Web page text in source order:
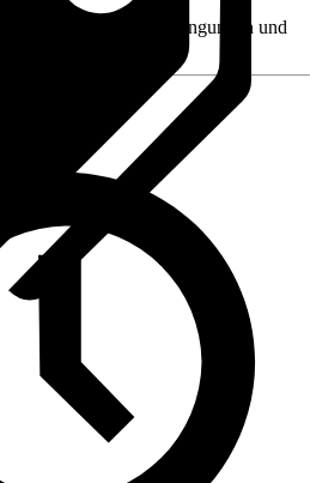
z. B. Rückgabebedingungen und
Verkäufernamen.